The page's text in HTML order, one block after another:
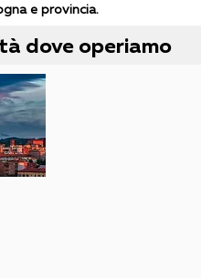
e provincia.
dove operiamo